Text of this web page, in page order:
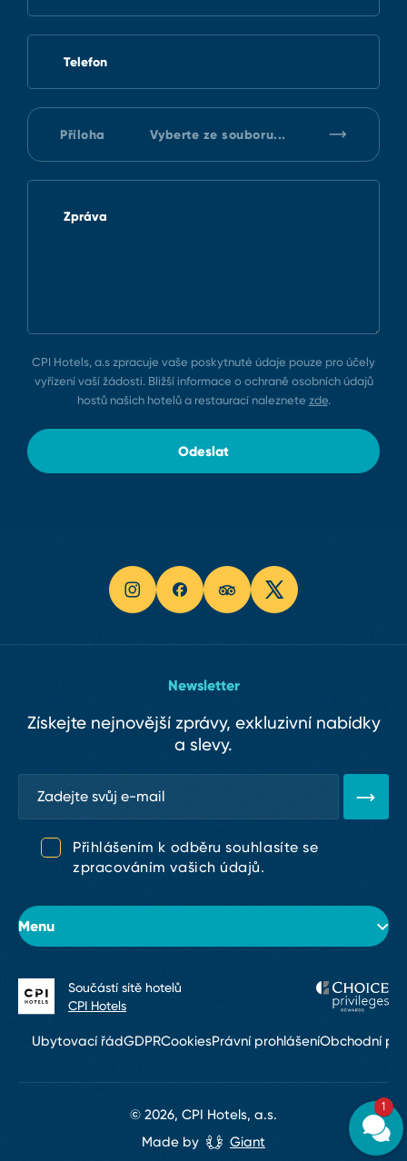
Telefon
Příloha Vyberte ze souboru...
Zpráva
CPI Hotels, a.s zpracuje vaše poskytnuté údaje pouze pro účely
vyřízení vaší žádosti. Bližší informace o ochraně osobních údajů
hostů našich hotelů a restaurací naleznete zde.
Odeslat
Menu
O hotelu
Pokoje
Restaurace a bary
Newsletter
Získejte nejnovější zprávy, exkluzivní nabídky
a slevy.
Přihlášením k odběru souhlasíte se
zpracováním vašich údajů.
Ubytovací řádGDPRCookiesPrávní prohlášeníObchodní
© 2026, CPI Hotels, a.s.
Součástí sítě hotelů
CPI Hotels
Made by Giant
1